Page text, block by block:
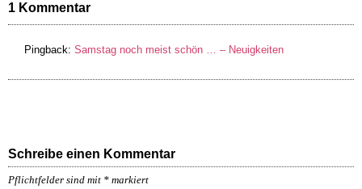
1 Kommentar
Pingback: Samstag noch meist schön … – Neuigkeiten
Schreibe einen Kommentar
Pflichtfelder sind mit * markiert